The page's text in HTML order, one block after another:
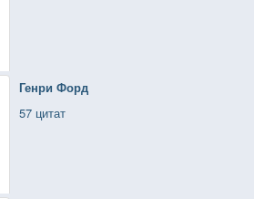
Генри Форд
57 цитат